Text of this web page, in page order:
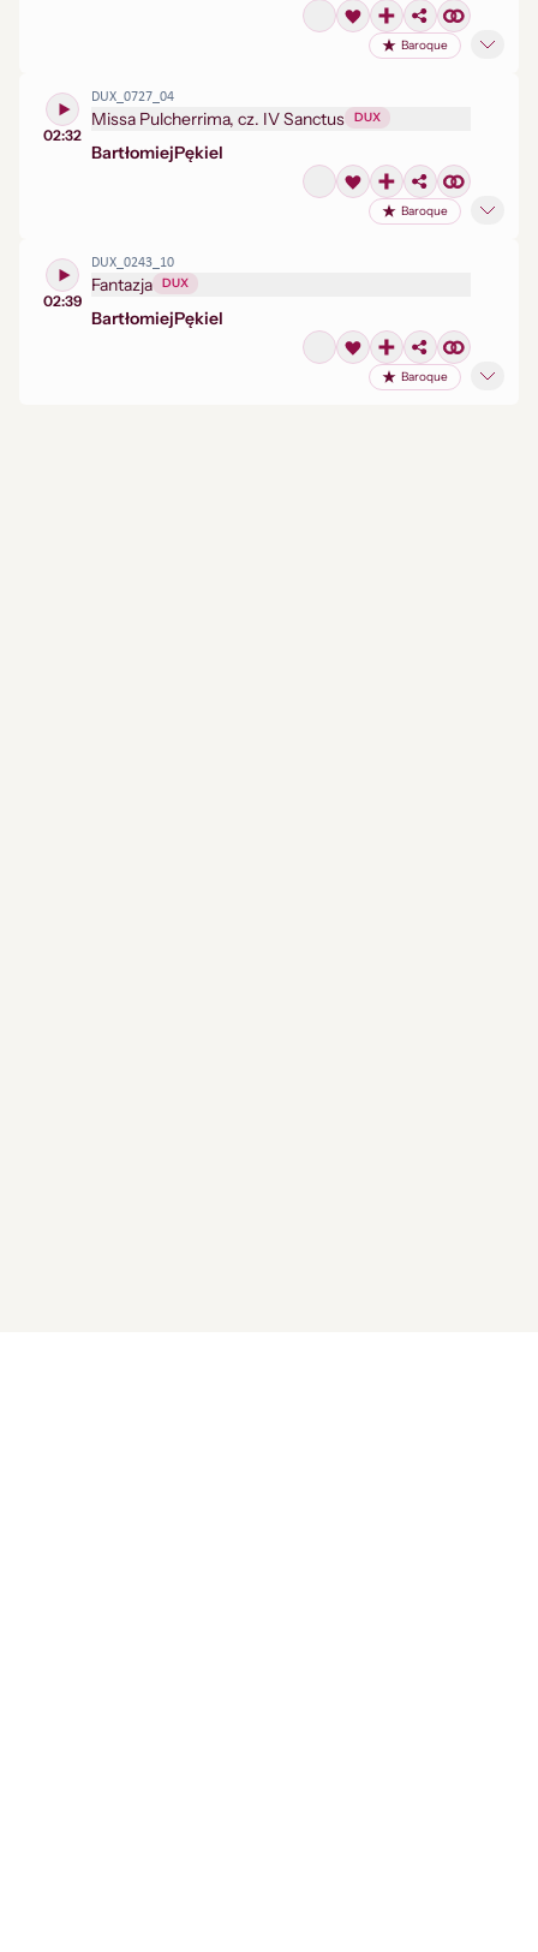
Baroque
02:32
DUX_0727_04
Missa Pulcherrima, cz. IV Sanctus DUX
BartłomiejPękiel
Baroque
02:39
DUX_0243_10
Fantazja DUX
BartłomiejPękiel
Baroque